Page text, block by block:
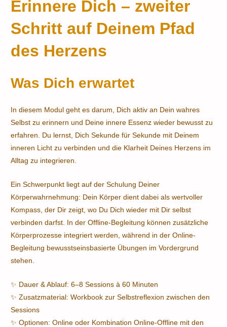
Stiglmaier
Erinnere Dich – zweiter
Schritt auf Deinem Pfad
des Herzens
Was Dich erwartet
In diesem Modul geht es darum, Dich aktiv an Dein wahres
Selbst zu erinnern und Deine innere Essenz wieder bewusst zu
erfahren. Du lernst, Dich Sekunde für Sekunde mit Deinem
inneren Licht zu verbinden und die Klarheit Deines Herzens im
Alltag zu integrieren.
Ein Schwerpunkt liegt auf der Schulung Deiner
Körperwahrnehmung: Dein Körper dient dabei als wertvoller
Kompass, der Dir zeigt, wo Du Dich wieder mit Dir selbst
verbinden darfst. In der Offline-Begleitung können zusätzliche
Körperprozesse integriert werden, während in der Online-
Begleitung bewusstseinsbasierte Übungen im Vordergrund
stehen.
✨ Dauer & Ablauf: 6–8 Sessions à 60 Minuten
✨ Zusatzmaterial: Workbook zur Selbstreflexion zwischen den
Sessions
✨ Optionen: Online oder Kombination Online-Offline mit den